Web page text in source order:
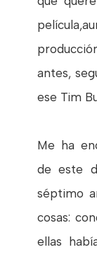
antes,
ese Tim
Me ha
de este
séptimo
cosas:
ellas